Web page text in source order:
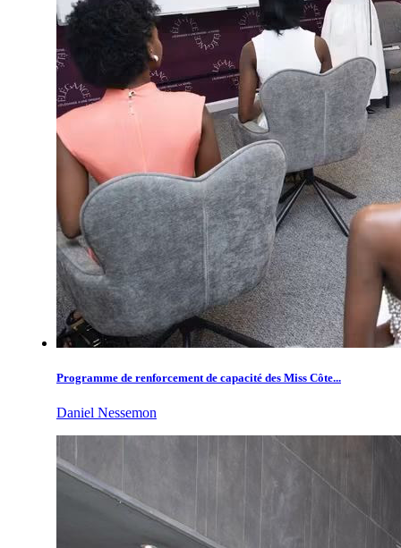
Programme de renforcement de capacité des Miss Côte...
Daniel Nessemon